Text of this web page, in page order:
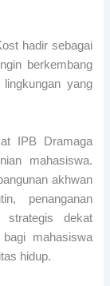
hadir sebagai
berkembang
yang
IPB Dramaga
mahasiswa.
akhwan
penanganan
strategis dekat
mahasiswa
hidup.